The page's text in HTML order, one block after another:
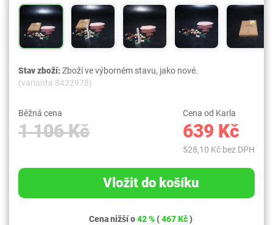
Stav zboží:Zboží ve výborném stavu, jako nové.
(varianta 8432978)
Běžná cena
1 106 Kč
Cena od Karla
639 Kč
528,10 Kč bez DPH
Vložit do košíku
Cena nižší o42 %(467 Kč)